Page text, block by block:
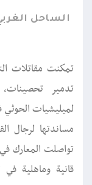
الساحل
تمكنت مقاتلات
تدمير
لميليشيات
مساندتها لرجال
تواصلت المعارك
قانية وماهلية